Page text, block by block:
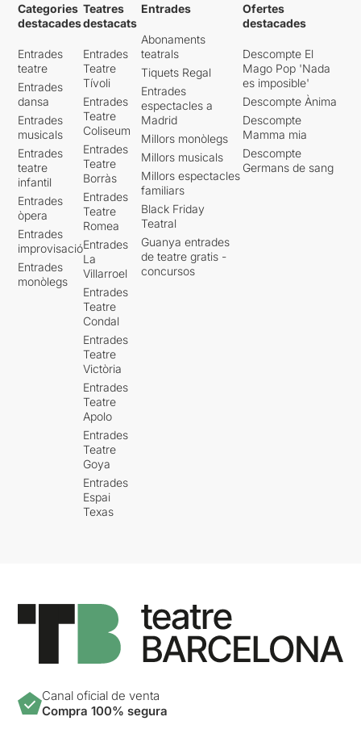
Categories
destacades
Entrades
teatre
Entrades
dansa
Entrades
musicals
Entrades
teatre
infantil
Entrades
òpera
Entrades
improvisació
Entrades
monòlegs
Teatres
destacats
Entrades
Teatre
Tívoli
Entrades
Teatre
Coliseum
Entrades
Teatre
Borràs
Entrades
Teatre
Romea
Entrades
La
Villarroel
Entrades
Teatre
Condal
Entrades
Teatre
Victòria
Entrades
Teatre
Apolo
Entrades
Teatre
Goya
Entrades
Espai
Texas
Entrades
Abonaments
teatrals
Tiquets Regal
Entrades
espectacles a
Madrid
Millors monòlegs
Millors musicals
Millors espectacles
familiars
Black Friday
Teatral
Guanya entrades
de teatre gratis -
concursos
Ofertes
destacades
Descompte El
Mago Pop 'Nada
es imposible'
Descompte Ànima
Descompte
Mamma mia
Descompte
Germans de sang
Canal oficial de venta
Compra 100% segura